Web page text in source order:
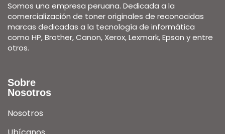
Somos una empresa peruana. Dedicada a la
comercialización de toner originales de reconocidas
marcas dedicadas a la tecnología de informática
como HP, Brother, Canon, Xerox, Lexmark, Epson y entre
otros.
Sobre
Nosotros
Nosotros